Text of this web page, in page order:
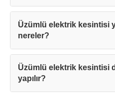
Üzümlü elektrik kesintisi
nereler?
Üzümlü elektrik kesintisi
yapılır?